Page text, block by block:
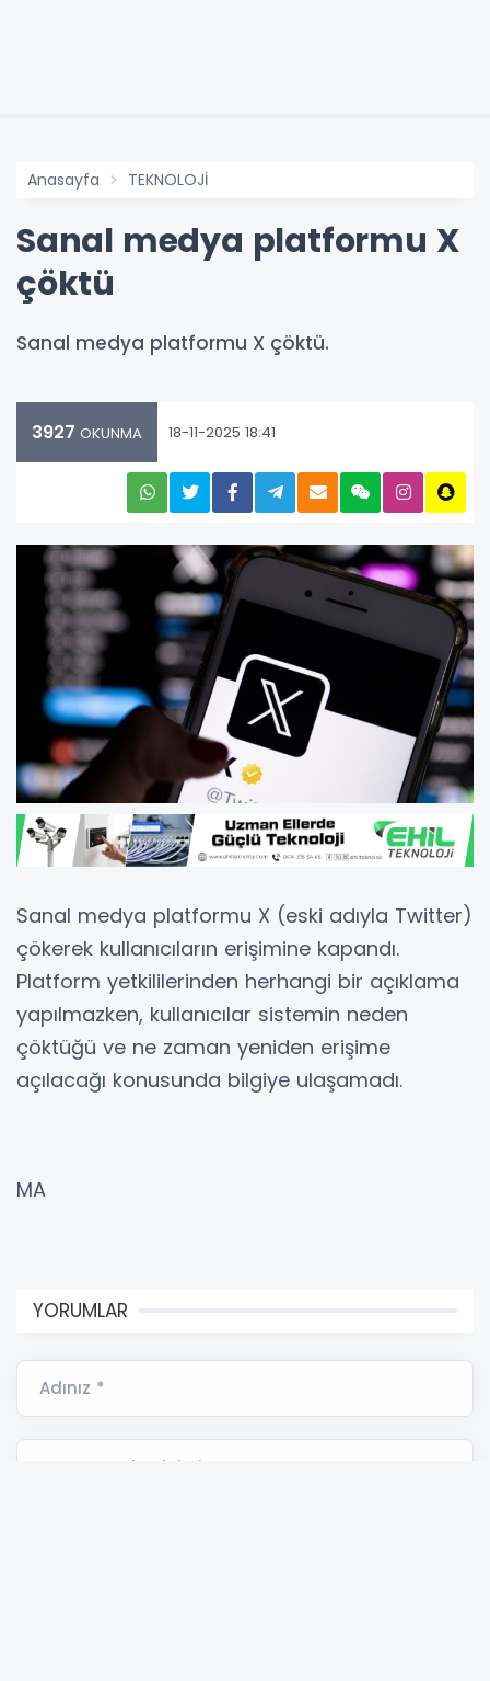
Anasayfa TEKNOLOJİ
Sanal medya platformu X
çöktü
Sanal medya platformu X çöktü.
3927 OKUNMA 18-11-2025 18:41
Sanal medya platformu X (eski adıyla Twitter)
çökerek kullanıcıların erişimine kapandı.
Platform yetkililerinden herhangi bir açıklama
yapılmazken, kullanıcılar sistemin neden
çöktüğü ve ne zaman yeniden erişime
açılacağı konusunda bilgiye ulaşamadı.
MA
YORUMLAR
Adınız *
E-Posta Adresiniz *